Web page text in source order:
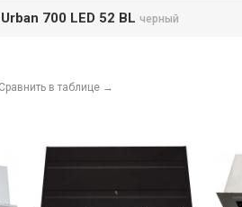
Urban 700 LED 52 BL черный
Сравнить в таблице →